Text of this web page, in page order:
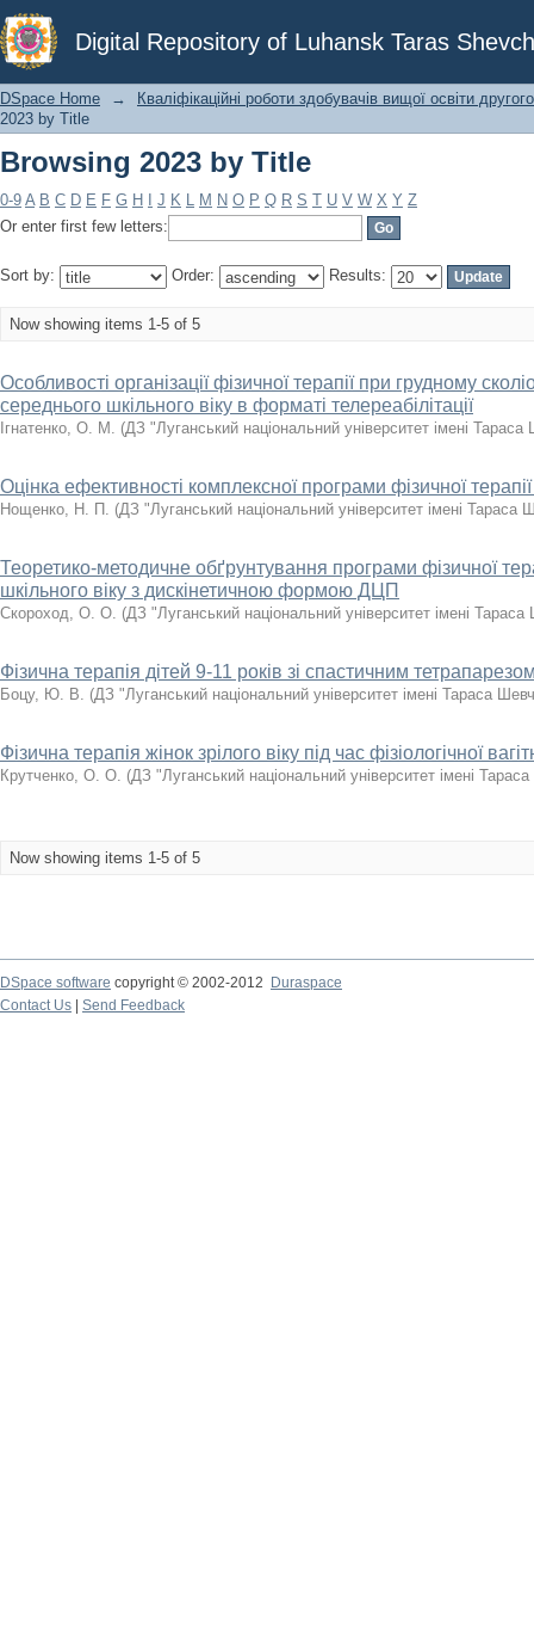
Digital Repository of Luhansk Taras
Browsing 2023 by Title
DSpace Home →
Кваліфікаційні роботи здобувачів вищої освіти
2023 by Title
Browsing 2023 by Title
0-9 A B C D E F G H J K L M N O P Q R S T U V W X Y Z
Or enter first few letters:
Sort by: Order: Results:
Now showing items 1-5 of 5
Особливості організації фізичної терапії при грудному
середнього шкільного віку в форматі телереабілітації
Ігнатенко, О. М. (ДЗ "Луганський національний університет імені Тараса
Оцінка ефективності комплексної програми фізичної
Нощенко, Н. П. (ДЗ "Луганський національний університет імені Тараса
Теоретико-методичне обґрунтування програми фізичної
шкільного віку з дискінетичною формою ДЦП
Скороход, О. О. (ДЗ "Луганський національний університет імені
Фізична терапія дітей 9-11 років зі спастичним
Боцу, Ю. В. (ДЗ "Луганський національний університет імені Тараса
Фізична терапія жінок зрілого віку під час фізіологічної
Крутченко, О. О. (ДЗ "Луганський національний університет імені
Now showing items 1-5 of 5
DSpace software copyright © 2002-2012
Duraspace
Contact Us
Send Feedback